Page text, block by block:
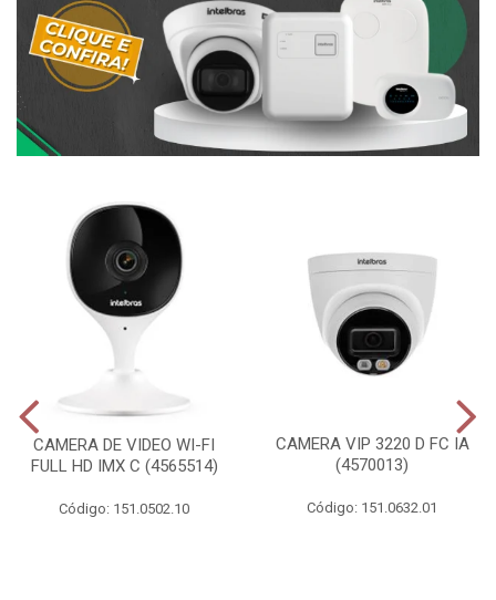
CAMERA DE VIDEO WI-FI
FULL HD IMX C (4565514)
Código: 151.0502.10
CAMERA VIP 3220 D FC IA
(4570013)
Código: 151.0632.01